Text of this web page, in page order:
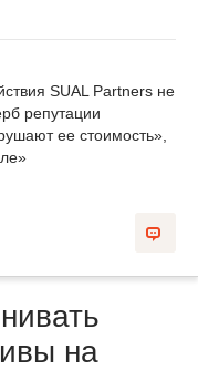
SUAL Partners не
репутации
ее стоимость»,
на